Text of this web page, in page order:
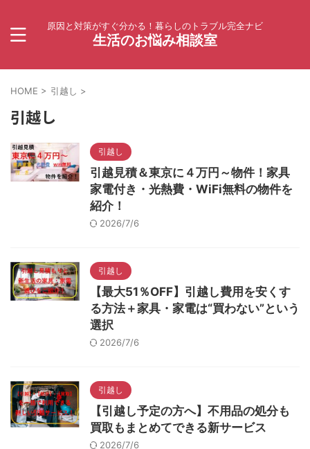
原因と対策がすぐ分かる！暮らしのトラブル完全ナビ
生活のお悩み相談室
HOME > 引越し >
引越し
引越し
引越見積＆東京に４万円～物件！家具
家電付き・光熱費・WiFi無料の物件を
紹介！
2026/7/6
引越し
【最大51％OFF】引越し費用を安くす
る方法＋家具・家電は“買わない”という
選択
2026/7/6
引越し
【引越し予定の方へ】不用品の処分も
買取もまとめてできる新サービス
2026/7/6